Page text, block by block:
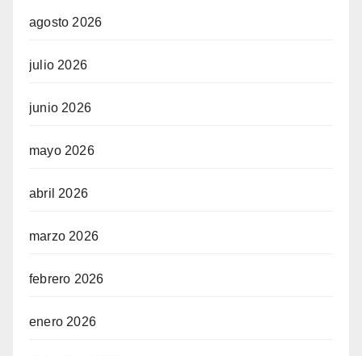
agosto 2026
julio 2026
junio 2026
mayo 2026
abril 2026
marzo 2026
febrero 2026
enero 2026